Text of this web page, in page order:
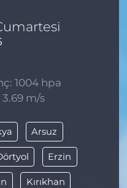
1004 hpa
m/s
Arsuz
Erzin
Kırıkhan